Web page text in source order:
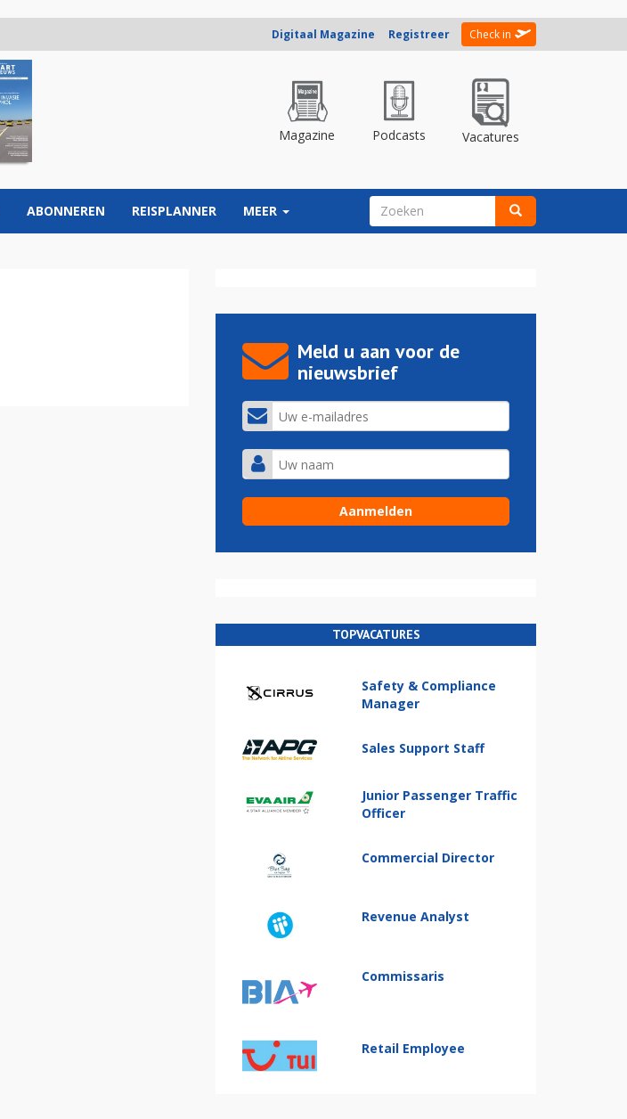
Digitaal Magazine Registreer Check in
Magazine Podcasts Vacatures
ABONNEREN REISPLANNER MEER ZOEKVELD
Meld u aan voor de
nieuwsbrief
TOPVACATURES
Safety & Compliance
Manager
Sales Support Staff
Junior Passenger Traffic
Officer
Commercial Director
Revenue Analyst
Commissaris
Retail Employee